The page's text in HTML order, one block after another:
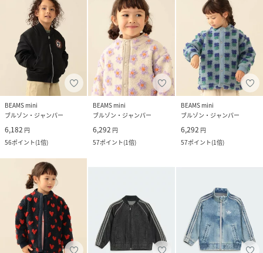
BEAMS mini
ブルゾン・ジャンパー
6,182 円
56ポイント(1倍)
BEAMS mini
ブルゾン・ジャンパー
6,292 円
57ポイント(1倍)
BEAMS mini
ブルゾン・ジャンパー
6,292 円
57ポイント(1倍)